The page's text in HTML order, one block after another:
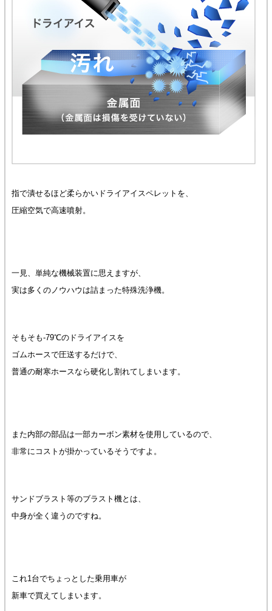
指で潰せるほど柔らかいドライアイスペレットを、
圧縮空気で高速噴射。
一見、単純な機械装置に思えますが、
実は多くのノウハウは詰まった特殊洗浄機。
そもそも-79℃のドライアイスを
ゴムホースで圧送するだけで、
普通の耐寒ホースなら硬化し割れてしまいます。
また内部の部品は一部カーボン素材を使用しているので、
非常にコストが掛かっているそうですよ。
サンドブラスト等のブラスト機とは、
中身が全く違うのですね。
これ1台でちょっとした乗用車が
新車で買えてしまいます。